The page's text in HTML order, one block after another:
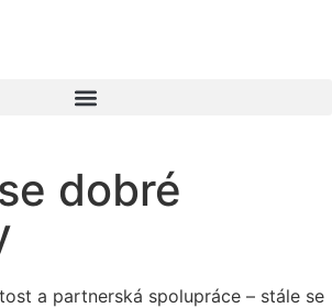
dobré
a partnerská spolupráce – stále se